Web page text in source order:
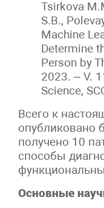
Tsirkova
S.B.,
Machine
Determine
Person by
2023. – V.
Science,
Всего к
опубликовано
получено 10
способы
Основные